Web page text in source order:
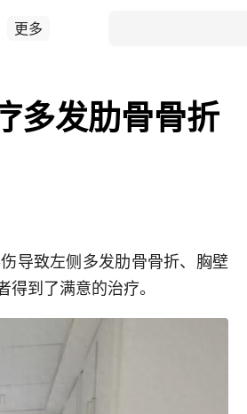
更多
多发肋骨骨折
导致左侧多发肋骨骨折、胸壁
到了满意的治疗。